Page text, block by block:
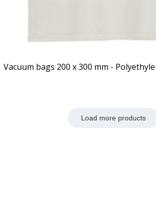
Vacuum bags 200 x 300 mm -
Load more products